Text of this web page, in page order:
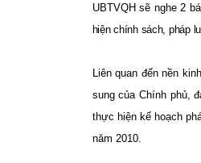
UBTVQH sẽ nghe 2
hiện chính sách, pháp
Liên quan đến nền
sung của Chính phủ,
thực hiện kế hoạch
năm 2010.